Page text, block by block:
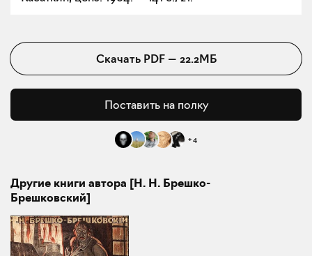
Скачать PDF— 22.2МБ
Поставить на полку
+4
Другие книги автора [Н. Н. Брешко-
Брешковский]